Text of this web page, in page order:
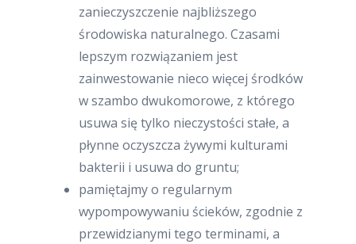
zanieczyszczenie najbliższego
środowiska naturalnego. Czasami
lepszym rozwiązaniem jest
zainwestowanie nieco więcej środków
w szambo dwukomorowe, z którego
usuwa się tylko nieczystości stałe, a
płynne oczyszcza żywymi kulturami
bakterii i usuwa do gruntu;
pamiętajmy o regularnym
wypompowywaniu ścieków, zgodnie z
przewidzianymi tego terminami, a